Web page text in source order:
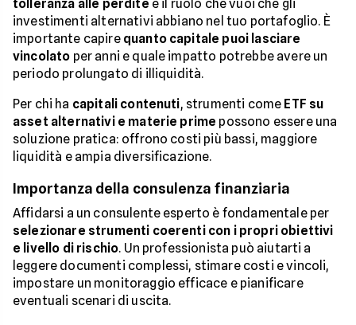
tolleranza alle perdite e il ruolo che vuoi che gli
investimenti alternativi abbiano nel tuo portafoglio. È
importante capire quanto capitale puoi lasciare
vincolato per anni e quale impatto potrebbe avere un
periodo prolungato di illiquidità.
Per chi ha capitali contenuti, strumenti come ETF su
asset alternativi e materie prime possono essere una
soluzione pratica: offrono costi più bassi, maggiore
liquidità e ampia diversificazione.
Importanza della consulenza finanziaria
Affidarsi a un consulente esperto è fondamentale per
selezionare strumenti coerenti con i propri obiettivi
e livello di rischio. Un professionista può aiutarti a
leggere documenti complessi, stimare costi e vincoli,
impostare un monitoraggio efficace e pianificare
eventuali scenari di uscita.